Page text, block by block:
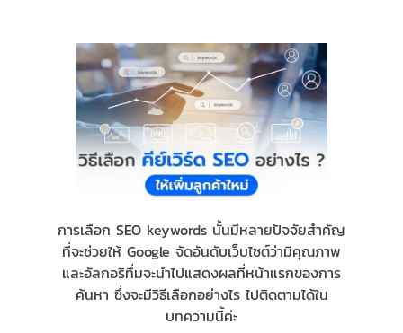
การเลือก SEO keywords นั้นมีหลายปัจจัยสำคัญ
ที่จะช่วยให้ Google จัดอันดับเว็บไซต์ว่ามีคุณภาพ
และอัลกอริทึ่มจะนำไปแสดงผลที่หน้าแรกของการ
ค้นหา ซึ่งจะมีวิธีเลือกอย่างไร ไปติดตามได้ใน
บทความนี้ค่ะ